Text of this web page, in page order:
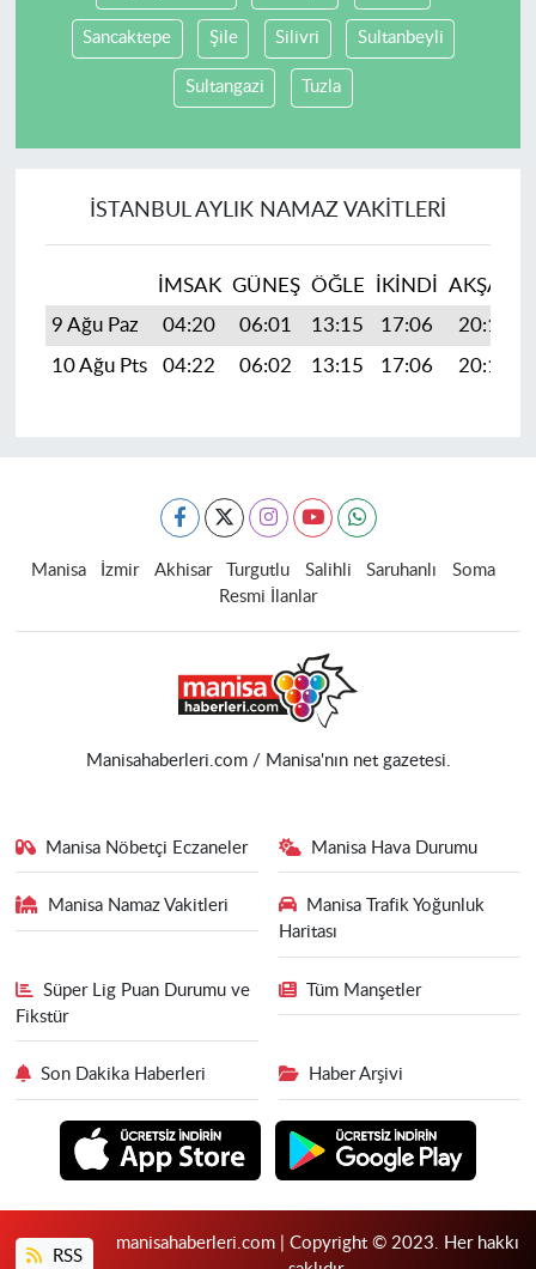
Sancaktepe Şile Silivri Sultanbeyli
Sultangazi Tuzla
İSTANBUL AYLIK NAMAZ VAKITLERI
İMSAK GÜNEŞ ÖĞLE İKINDI AKŞAM
9 Ağu Paz
04:20 06:01 13:15 17:06 20:19
10 Ağu Pts
04:22 06:02 13:15 17:06 20:18
Manisa İzmir Akhisar Turgutlu Salihli Saruhanlı
Soma
Resmi İlanlar
Manisahaberleri.com / Manisa'nın net gazetesi.
Manisa Nöbetçi Eczaneler Manisa Hava Durumu
Manisa Namaz Vakitleri
Manisa Trafik Yoğunluk
Haritası
Süper Lig Puan Durumu ve
Fikstür
Tüm Manşetler
Son Dakika Haberleri Haber Arşivi
RSS
manisahaberleri.com | Copyright © 2023. Her hakkı